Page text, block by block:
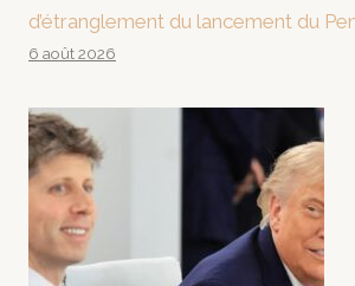
d’étranglement du lancement du
6 août 2026